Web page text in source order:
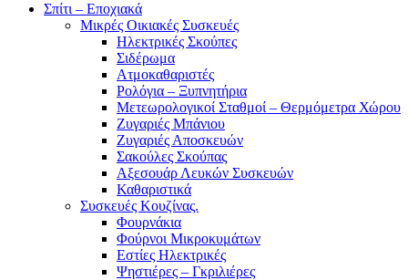
Σπίτι – Εποχιακά
Μικρές Οικιακές Συσκευές
Ηλεκτρικές Σκούπες
Σιδέρωμα
Ατμοκαθαριστές
Ρολόγια – Ξυπνητήρια
Μετεωρολογικοί Σταθμοί – Θερμόμετρα Χώρου
Ζυγαριές Μπάνιου
Ζυγαριές Αποσκευών
Σακούλες Σκούπας
Αξεσουάρ Λευκών Συσκευών
Καθαριστικά
Συσκευές Κουζίνας.
Φουρνάκια
Φούρνοι Μικροκυμάτων
Εστίες Ηλεκτρικές
Ψηστιέρες – Γκριλιέρες